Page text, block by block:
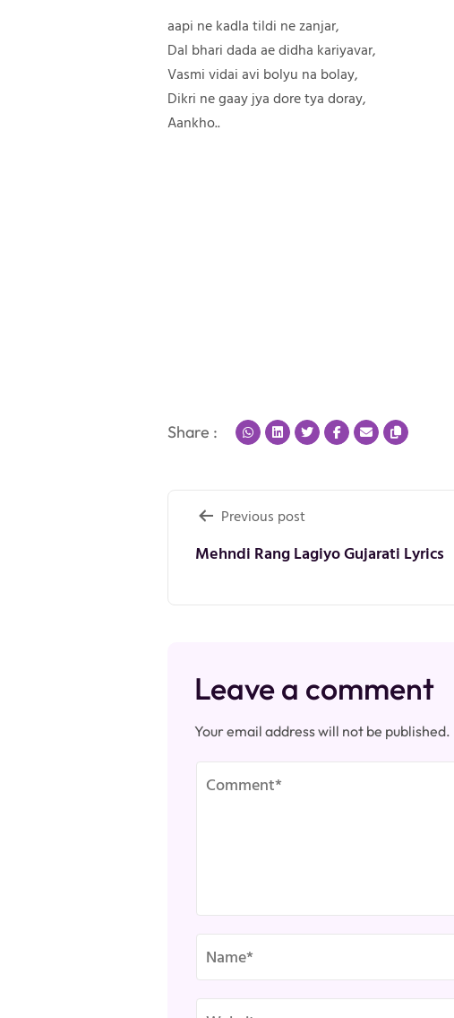
aapi ne kadla tildi ne zanjar,
Dal bhari dada ae didha kariyavar,
Vasmi vidai avi bolyu na bolay,
Dikri ne gaay jya dore tya doray,
Aankho..
Share :
Post
navigation
Previous post
Mehndi Rang Lagiyo Gujarati Lyrics
Leave a comment
Your email address will not be published.